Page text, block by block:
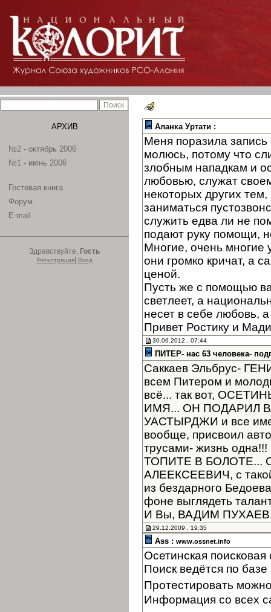
АРХИВ
№2 - октябрь 2006
№1 - июнь 2006
Гостевая книга
Форум
E-mail
Здравствуйте, Гость
Регистрация| Вход
Аланка Уртати :
Меня поразила
молюсь, потому что
злобным нападкам и
любовью, служат
некоторых других
заниматься
служить едва ли не
подают руку помощи,
Многие, очень многие
они громко кричат, а
ценой.
Пусть же с помощью
светлеет, а
несет в себе любовь,
Привет Ростику и
30.06.2012 , 07:44
ПИТЕР- нас 63 человека-
Саккаев Эльбрус-
всем Питером и
всё... так вот,
ИМЯ... ОН ПОДАРИЛ
УАСТЫРДЖИ и все
вообще, присвоил
трусами- жизнь
ТОПИТЕ В БОЛОТЕ...
АЛЕЕКСЕЕВИЧ, с такой
из бездарного
фоне выглядеть
И Вы, ВАДИМ ПУХАЕВ,
29.12.2009 , 19:35
Ass : www.ossnet.info
Осетинская
Поиск ведётся по
Протестировать
Информация со всех